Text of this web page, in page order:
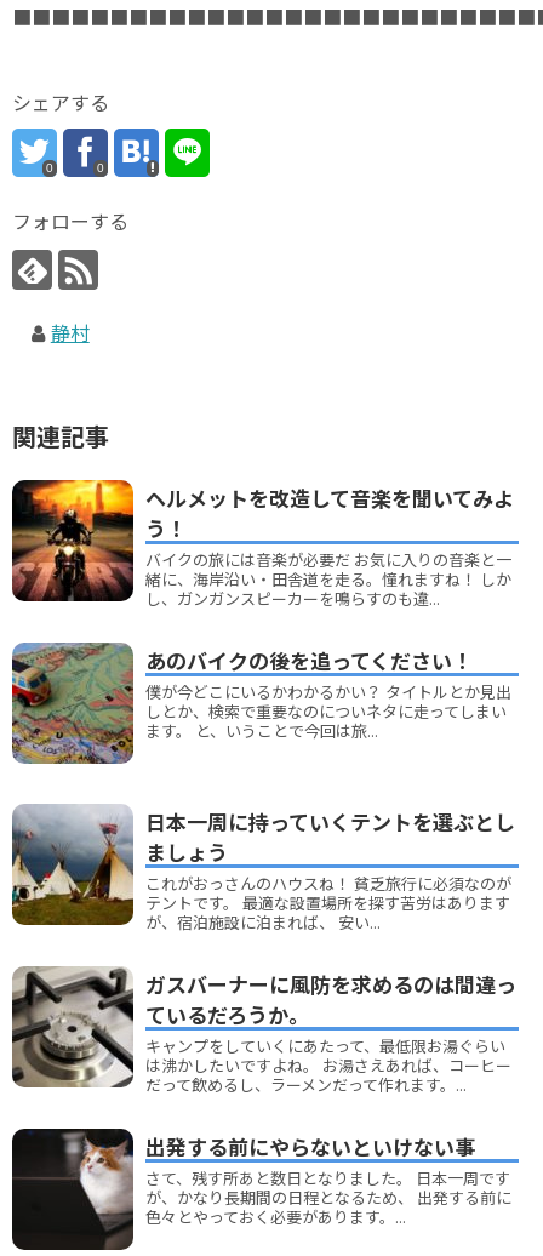
シェアする
0 0
フォローする
静村
関連記事
ヘルメットを改造して音楽を聞いてみよ
う！
バイクの旅には音楽が必要だ お気に入りの音楽と一
緒に、海岸沿い・田舎道を走る。憧れますね！ しか
し、ガンガンスピーカーを鳴らすのも違...
あのバイクの後を追ってください！
僕が今どこにいるかわかるかい？ タイトルとか見出
しとか、検索で重要なのについネタに走ってしまい
ます。 と、いうことで今回は旅...
日本一周に持っていくテントを選ぶとし
ましょう
これがおっさんのハウスね！ 貧乏旅行に必須なのが
テントです。 最適な設置場所を探す苦労はあります
が、宿泊施設に泊まれば、 安い...
ガスバーナーに風防を求めるのは間違っ
ているだろうか。
キャンプをしていくにあたって、最低限お湯ぐらい
は沸かしたいですよね。 お湯さえあれば、コーヒー
だって飲めるし、ラーメンだって作れます。...
出発する前にやらないといけない事
さて、残す所あと数日となりました。 日本一周です
が、かなり長期間の日程となるため、 出発する前に
色々とやっておく必要があります。...